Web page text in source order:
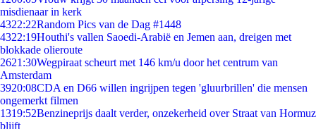
misdienaar in kerk
4322:22Random Pics van de Dag #1448
4322:19Houthi's vallen Saoedi-Arabië en Jemen aan, dreigen met
blokkade olieroute
2621:30Wegpiraat scheurt met 146 km/u door het centrum van
Amsterdam
3920:08CDA en D66 willen ingrijpen tegen 'gluurbrillen' die mensen
ongemerkt filmen
1319:52Benzineprijs daalt verder, onzekerheid over Straat van Hormuz
blijft